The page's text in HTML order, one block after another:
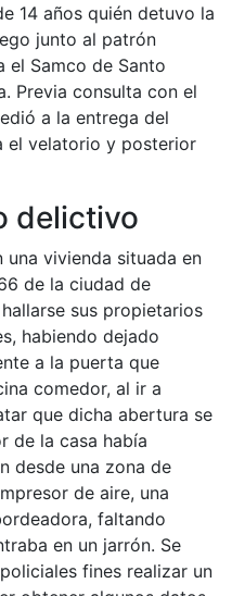
14 años quién detuvo la
junto al patrón
el Samco de Santo
Previa consulta con el
a la entrega del
el velatorio y posterior
delictivo
vivienda situada en
de la ciudad de
sus propietarios
habiendo dejado
a la puerta que
comedor, al ir a
que dicha abertura se
de la casa había
desde una zona de
de aire, una
faltando
en un jarrón. Se
fines realizar un